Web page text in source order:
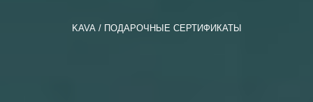
KAVA ПОДАРОЧНЫЕ СЕРТИФИКАТЫ